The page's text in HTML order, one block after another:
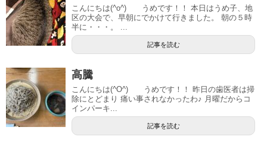
こんにちは(^o^) うめです！！ 本日はうめ子、地
区の大会で、早朝にでかけて行きました。 朝の５時
半に・・・。 ...
記事を読む
高騰
こんにちは(^O^) うめです！！ 昨日の歯医者は掃
除にとどまり 痛い事されなかったわ♪ 月曜だからコ
インパーキ...
記事を読む